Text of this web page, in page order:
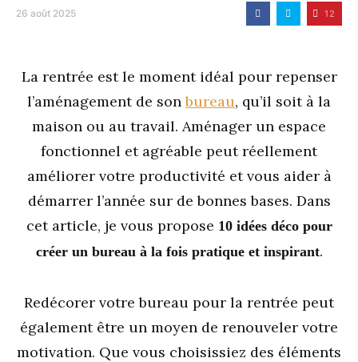
26 août 2025 12
La rentrée est le moment idéal pour repenser
l’aménagement de sonbureau, qu’il soit à la
maison ou au travail. Aménager un espace
fonctionnel et agréable peut réellement
améliorer votre productivité et vous aider à
démarrer l’année sur de bonnes bases. Dans
cet article, je vous propose 10 idées déco pour
créer un bureau à la fois pratique et inspirant.
Redécorer votre bureau pour la rentrée peut
également être un moyen de renouveler votre
motivation. Que vous choisissiez des éléments